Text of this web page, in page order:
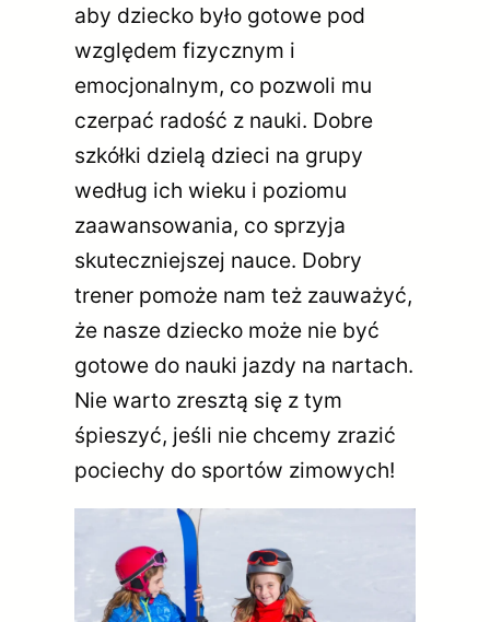
aby dziecko było gotowe pod
względem fizycznym i
emocjonalnym, co pozwoli mu
czerpać radość z nauki. Dobre
szkółki dzielą dzieci na grupy
według ich wieku i poziomu
zaawansowania, co sprzyja
skuteczniejszej nauce. Dobry
trener pomoże nam też zauważyć,
że nasze dziecko może nie być
gotowe do nauki jazdy na nartach.
Nie warto zresztą się z tym
śpieszyć, jeśli nie chcemy zrazić
pociechy do sportów zimowych!